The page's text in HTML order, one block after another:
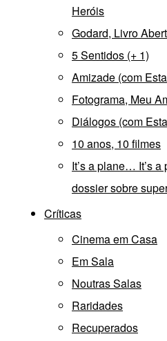
Heróis
Godard, Livro
5 Sentidos (+ 1)
Amizade (com
Fotograma, Meu
Diálogos (com
10 anos, 10 filmes
It’s a plane… It’s
dossier sobre
Críticas
Cinema em Casa
Em Sala
Noutras Salas
Raridades
Recuperados